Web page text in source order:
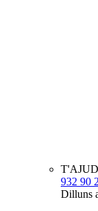
932 90
Dilluns